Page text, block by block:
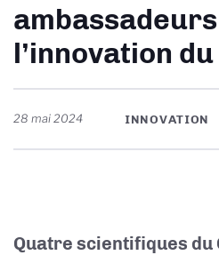
l’innovation du
28 mai 2024 INNOVATION
Quatre scientifiques du